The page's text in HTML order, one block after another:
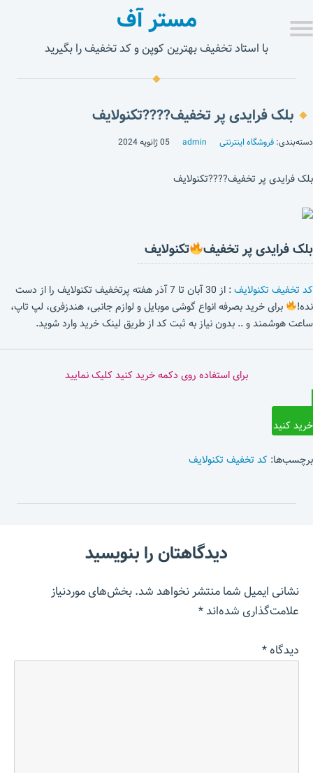
مستر آف
با استاد تخفیف بهترین کوپن و کد تخفیف را بگیرید
بلک فرایدی پر تخفیف????تکنولایف
دسته‌بندی: فروشگاه اینترنتی admin 05 ژانویه 2024
بلک فرایدی پر تخفیف????تکنولایف
بلک فرایدی پر تخفیف تکنولایف
کد تخفیف تکنولایف
: از 30 آبان تا 7 آذر هفته پرتخفیف تکنولایف را از دست
نده!
برای خرید بصرفه انواع گوشی موبایل و لوازم جانبی، هندزفری، لپ تاپ،
ساعت هوشمند و .. بدون نیاز به ثبت کد از طریق لینک خرید وارد شوید.
برای استفاده روی دکمه خرید کنید کلیک نمایید
خرید کنید
برچسب‌ها: کد تخفیف تکنولایف
دیدگاهتان را بنویسید
نشانی ایمیل شما منتشر نخواهد شد.بخش‌های موردنیاز
علامت‌گذاری شده‌اند*
دیدگاه*